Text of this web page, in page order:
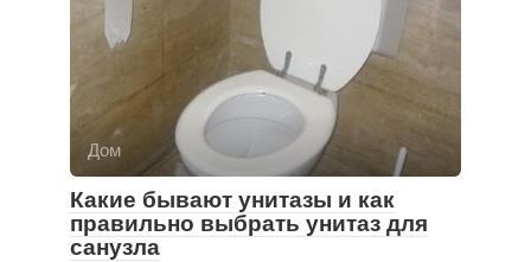
Дом
Какие бывают унитазы и как
правильно выбрать унитаз для
санузла